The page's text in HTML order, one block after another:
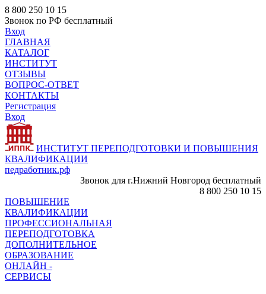
8 800 250 10 15
Звонок по РФ бесплатный
Вход
ГЛАВНАЯ
КАТАЛОГ
ИНСТИТУТ
ОТЗЫВЫ
ВОПРОС-ОТВЕТ
КОНТАКТЫ
Регистрация
Вход
ИНСТИТУТ ПЕРЕПОДГОТОВКИ И ПОВЫШЕНИЯ
КВАЛИФИКАЦИИ
педработник.рф
Звонок для г.Нижний Новгород бесплатный
8 800 250 10 15
ПОВЫШЕНИЕ
КВАЛИФИКАЦИИ
ПРОФЕССИОНАЛЬНАЯ
ПЕРЕПОДГОТОВКА
ДОПОЛНИТЕЛЬНОЕ
ОБРАЗОВАНИЕ
ОНЛАЙН -
СЕРВИСЫ